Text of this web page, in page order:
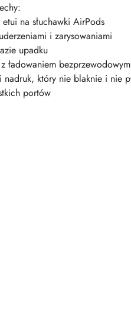
na słuchawki AirPods
i zarysowaniami
upadku
ładowaniem bezprzewodowym
nadruk, który nie blaknie i nie
portów